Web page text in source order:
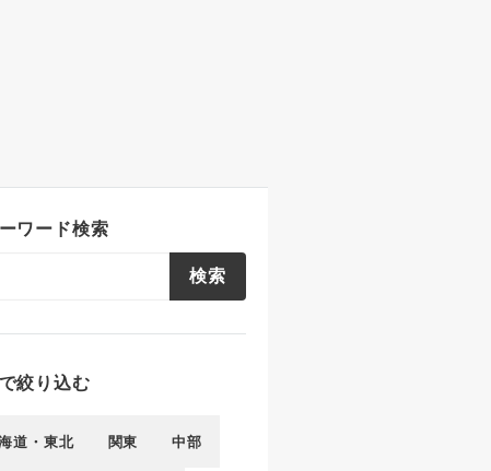
ワード検索
検索
絞り込む
道・東北 関東 中部